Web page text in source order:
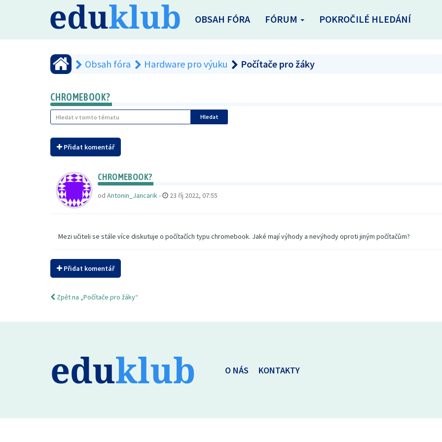
OBSAH FÓRA FÓRUM POKROČILÉ HLEDÁNÍ
Obsah fóra Hardware pro výuku Počítače pro žáky
CHROMEBOOK?
Hledat
Přidat komentář
CHROMEBOOK?
od Antonin_Jancarik- 23 říj 2022, 07:55
Mezi učiteli se stále více diskutuje o počítačích typu chromebook. Jaké mají výhody a nevýhody oproti jiným počítačům?
Přidat komentář
Zpět na „Počítače pro žáky“
eduklub O NÁS KONTAKTY